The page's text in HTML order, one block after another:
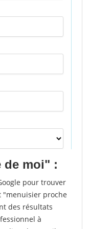
de moi" :
pour trouver
"menuisier proche
des résultats
à